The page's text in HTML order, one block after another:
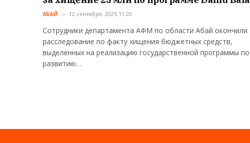
АБАЙ 12 сентября, 2025 11:20
Сотрудники департамента АФМ по области Абай окончили
расследование по факту хищения бюджетных средств,
выделенных на реализацию государственной программы по
развитию…